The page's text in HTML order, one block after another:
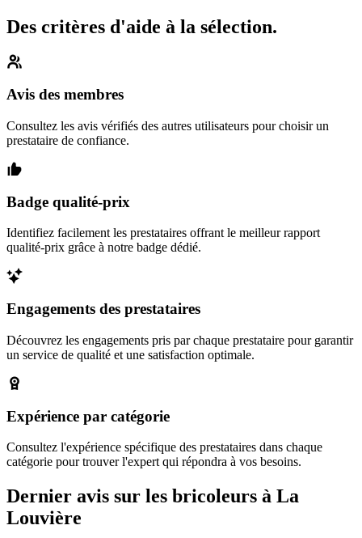
Des critères d'aide à la sélection.
Avis des membres
Consultez les avis vérifiés des autres utilisateurs pour choisir un
prestataire de confiance.
Badge qualité-prix
Identifiez facilement les prestataires offrant le meilleur rapport
qualité-prix grâce à notre badge dédié.
Engagements des prestataires
Découvrez les engagements pris par chaque prestataire pour garantir
un service de qualité et une satisfaction optimale.
Expérience par catégorie
Consultez l'expérience spécifique des prestataires dans chaque
catégorie pour trouver l'expert qui répondra à vos besoins.
Dernier avis sur les bricoleurs à La
Louvière